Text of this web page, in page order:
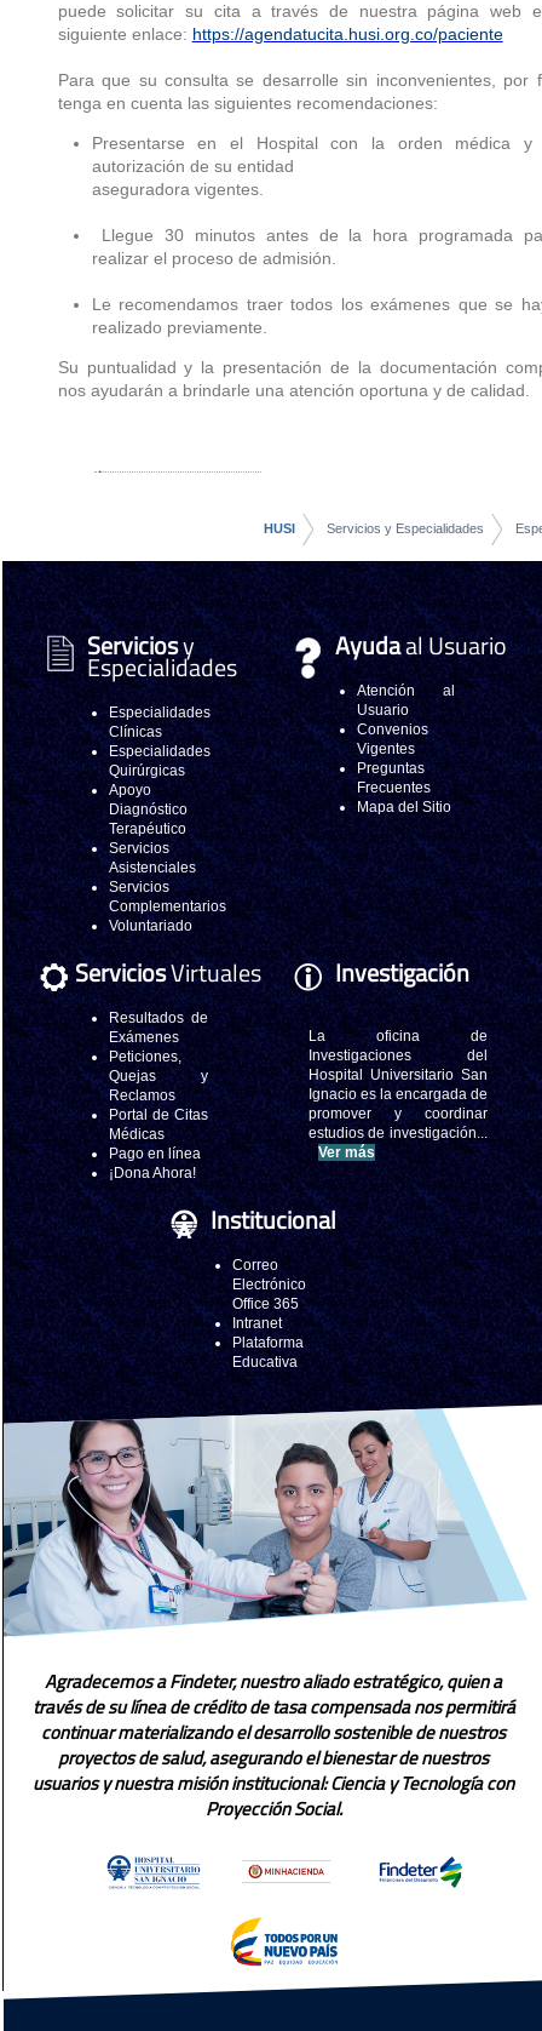
puede solicitar su cita a través de nuestra página web
siguiente enlace: https://agendatucita.husi.org.co/paciente
Para que su consulta se desarrolle sin inconvenientes, por
tenga en cuenta las siguientes recomendaciones:
Presentarse en el Hospital con la orden médica y
autorización de su entidad
aseguradora vigentes.
Llegue 30 minutos antes de la hora programada
realizar el proceso de admisión.
Le recomendamos traer todos los exámenes que se
realizado previamente.
Su puntualidad y la presentación de la documentación
nos ayudarán a brindarle una atención oportuna y de calidad.
HUSI Servicios y Especialidades
Serviciosy
Especialidades
Especialidades
Clínicas
Especialidades
Quirúrgicas
Apoyo
Diagnóstico
Terapéutico
Servicios
Asistenciales
Servicios
Complementarios
Voluntariado
Ayudaal Usuario
Atención al
Usuario
Convenios
Vigentes
Preguntas
Frecuentes
Mapa del Sitio
ServiciosVirtuales
Resultados de
Exámenes
Peticiones,
Quejas y
Reclamos
Portal de Citas
Médicas
Pago en línea
¡Dona Ahora!
Investigación
La oficina de
Investigaciones del
Hospital Universitario San
Ignacio es la encargada de
promover y coordinar
estudios de investigación...
Ver más
Institucional
Correo
Electrónico
Office 365
Intranet
Plataforma
Educativa
Agradecemos a Findeter, nuestro aliado estratégico, quien a
través de su línea de crédito de tasa compensada nos permitirá
continuar materializando el desarrollo sostenible de nuestros
proyectos de salud, asegurando el bienestar de nuestros
usuarios y nuestra misión institucional: Ciencia y Tecnología con
Proyección Social.